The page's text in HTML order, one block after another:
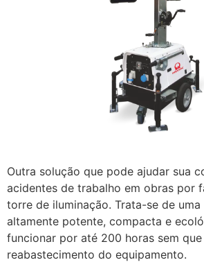
Outra solução que pode ajudar sua
acidentes de trabalho em obras por
torre de iluminação. Trata-se de uma
altamente potente, compacta e
funcionar por até 200 horas sem
reabastecimento do equipamento.